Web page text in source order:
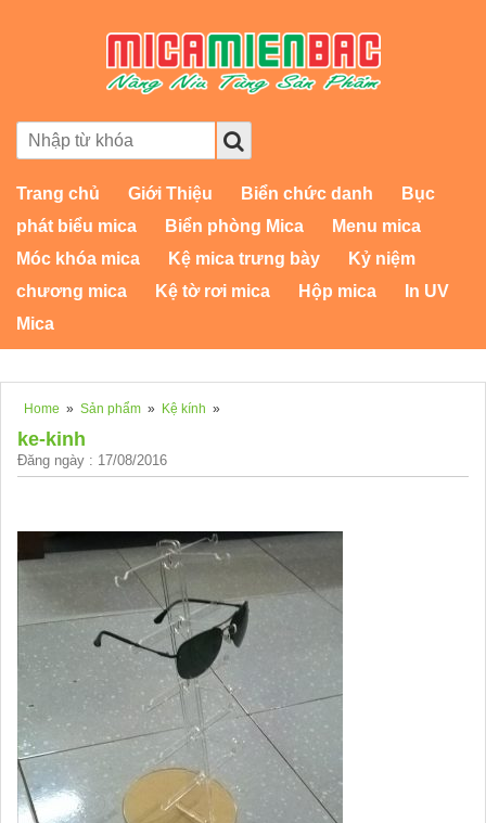
Trang chủ Giới Thiệu Biển chức danh
Bục
phát biểu mica
Biển phòng Mica
Menu mica
Móc khóa mica
Kệ mica trưng bày
Kỷ niệm
chương mica
Kệ tờ rơi mica Hộp mica
In UV
Mica
Home » Sản phẩm » Kệ kính »
ke-kinh
Đăng ngày : 17/08/2016